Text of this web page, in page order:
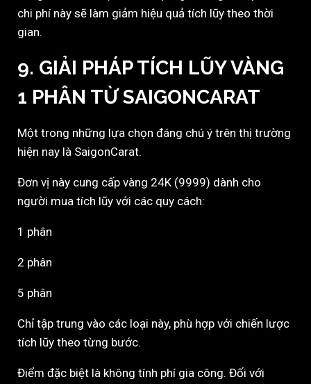
chi phí này sẽ làm giảm hiệu quả tích lũy theo thời
gian.
9. GIẢI PHÁP TÍCH LŨY VÀNG
1 PHÂN TỪ SAIGONCARAT
Một trong những lựa chọn đáng chú ý trên thị trường
hiện nay là SaigonCarat.
Đơn vị này cung cấp vàng 24K (9999) dành cho
người mua tích lũy với các quy cách:
1 phân
2 phân
5 phân
Chỉ tập trung vào các loại này, phù hợp với chiến lược
tích lũy theo từng bước.
Điểm đặc biệt là không tính phí gia công. Đối với